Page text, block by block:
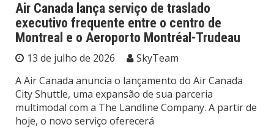
Air Canada lança serviço de traslado
executivo frequente entre o centro de
Montreal e o Aeroporto Montréal-Trudeau
13 de julho de 2026
SkyTeam
A Air Canada anuncia o lançamento do Air Canada
City Shuttle, uma expansão de sua parceria
multimodal com a The Landline Company. A partir de
hoje, o novo serviço oferecerá